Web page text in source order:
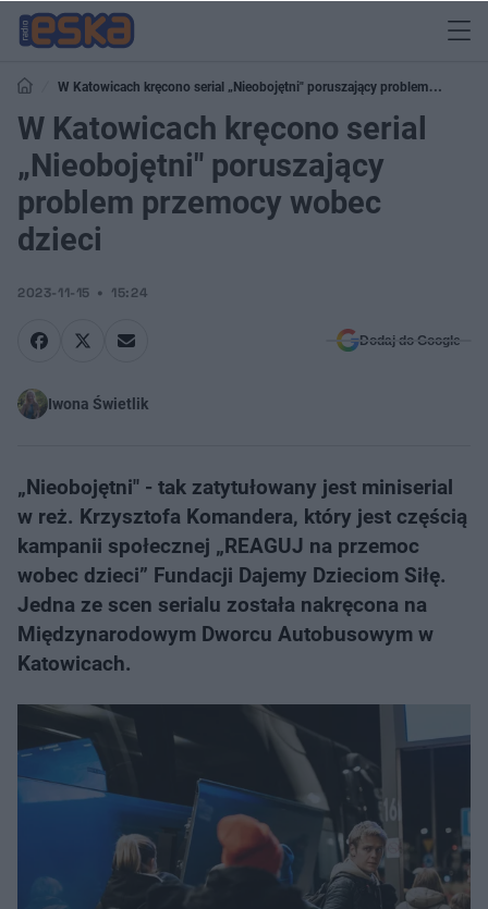
W Katowicach kręcono serial „Nieobojętni" poruszający problem
przemocy wobec dzieci
W Katowicach kręcono serial
„Nieobojętni" poruszający
problem przemocy wobec
dzieci
2023-11-15 15:24
Dodaj do Google
Iwona Świetlik
„Nieobojętni" - tak zatytułowany jest miniserial
w reż. Krzysztofa Komandera, który jest częścią
kampanii społecznej „REAGUJ na przemoc
wobec dzieci” Fundacji Dajemy Dzieciom Siłę.
Jedna ze scen serialu została nakręcona na
Międzynarodowym Dworcu Autobusowym w
Katowicach.